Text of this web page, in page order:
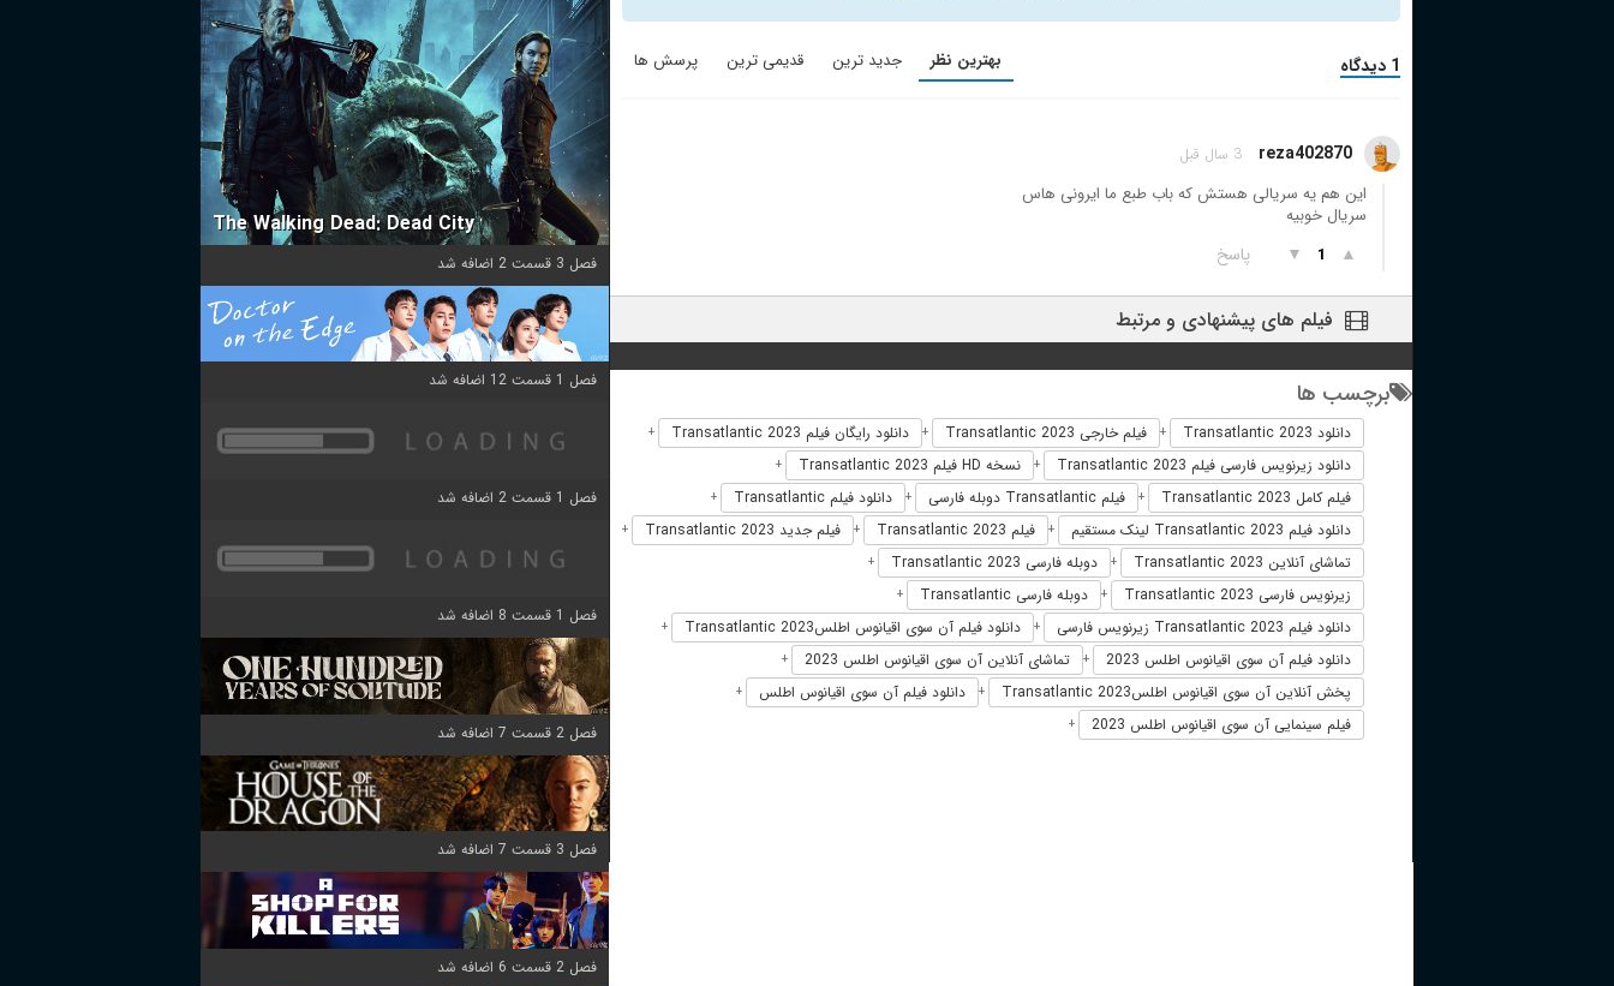
1 دیدگاه بهترین نظر جدید ترین قدیمی ترین پرسش ها
reza402870 3 سال قبل
این هم یه سریالی هستش که باب طبع ما ایرونی هاس
سریال خوبیه
▲
1
▼ پاسخ
فیلم های پیشنهادی و مرتبط
برچسب ها
دانلود Transatlantic 2023 + فیلم خارجی Transatlantic 2023 + دانلود رایگان فیلم Transatlantic 2023 +
دانلود زیرنویس فارسی فیلم Transatlantic 2023 + نسخه HD فیلم Transatlantic 2023 +
فیلم کامل Transatlantic 2023 + فیلم Transatlantic دوبله فارسی + دانلود فیلم Transatlantic +
دانلود فیلم Transatlantic 2023 لینک مستقیم + فیلم Transatlantic 2023 + فیلم جدید Transatlantic 2023 +
تماشای آنلاین Transatlantic 2023 + دوبله فارسی Transatlantic 2023 +
زیرنویس فارسی Transatlantic 2023 + دوبله فارسی Transatlantic +
دانلود فیلم Transatlantic 2023 زیرنویس فارسی + دانلود فیلم آن سوی اقیانوس اطلسTransatlantic 2023 +
دانلود فیلم آن سوی اقیانوس اطلس 2023 + تماشای آنلاین آن سوی اقیانوس اطلس 2023 +
پخش آنلاین آن سوی اقیانوس اطلسTransatlantic 2023 + دانلود فیلم آن سوی اقیانوس اطلس +
فیلم سینمایی آن سوی اقیانوس اطلس 2023 +
The Walking Dead: Dead City
فصل 3 قسمت 2 اضافه شد
فصل 1 قسمت 12 اضافه شد
فصل 1 قسمت 2 اضافه شد
فصل 1 قسمت 8 اضافه شد
فصل 2 قسمت 7 اضافه شد
فصل 3 قسمت 7 اضافه شد
فصل 2 قسمت 6 اضافه شد